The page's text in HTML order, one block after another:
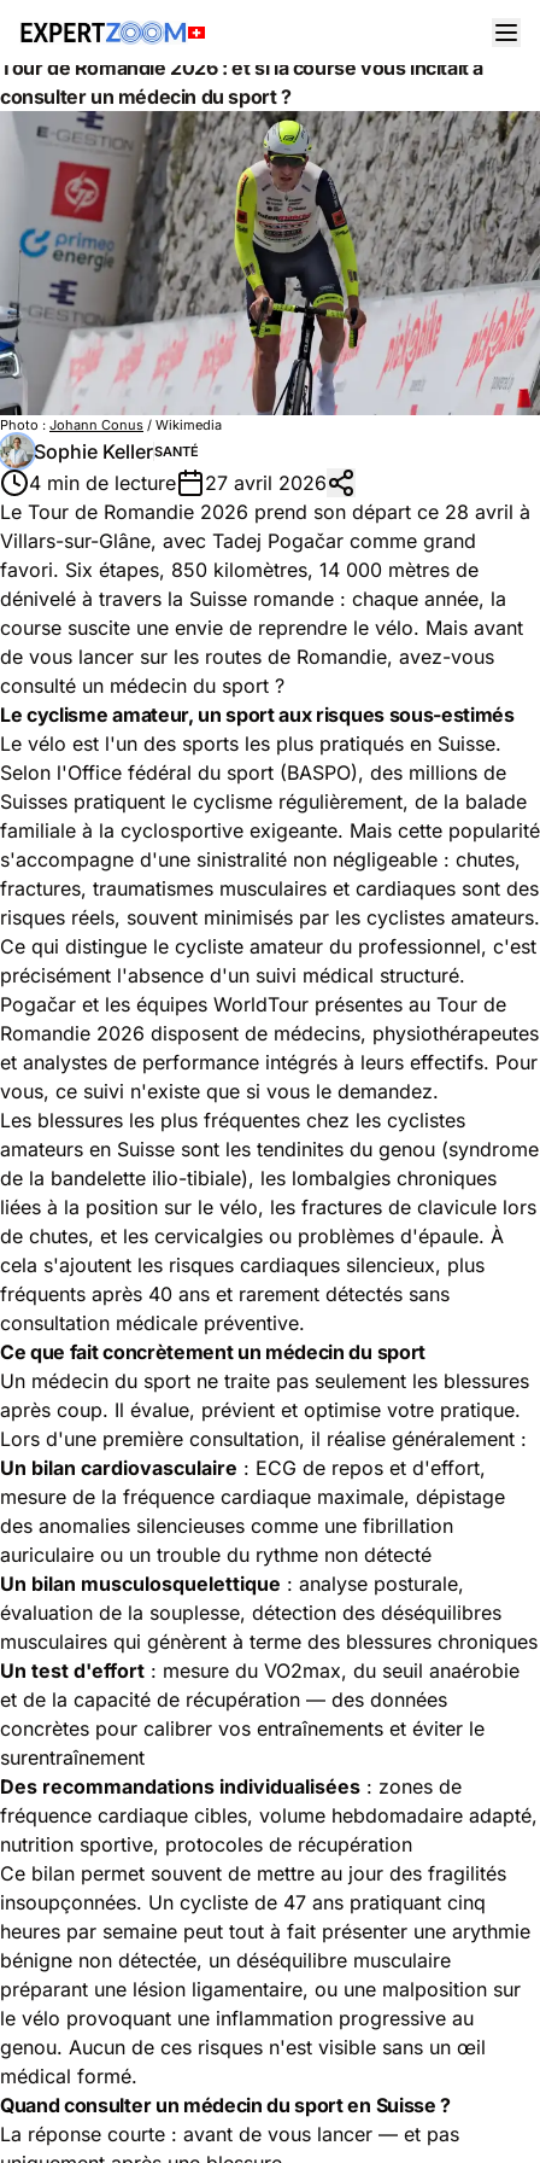
Actualités
Santé
Tour de Romandie 2026 : et si la course vous incitait à
consulter un médecin du sport ?
Photo : Johann Conus / Wikimedia
Sophie KellerSANTÉ
4 min de lecture
27 avril 2026
Le Tour de Romandie 2026 prend son départ ce 28 avril à
Villars-sur-Glâne, avec Tadej Pogačar comme grand
favori. Six étapes, 850 kilomètres, 14 000 mètres de
dénivelé à travers la Suisse romande : chaque année, la
course suscite une envie de reprendre le vélo. Mais avant
de vous lancer sur les routes de Romandie, avez-vous
consulté un médecin du sport ?
Le cyclisme amateur, un sport aux risques sous-estimés
Le vélo est l'un des sports les plus pratiqués en Suisse.
Selon l'Office fédéral du sport (BASPO), des millions de
Suisses pratiquent le cyclisme régulièrement, de la balade
familiale à la cyclosportive exigeante. Mais cette popularité
s'accompagne d'une sinistralité non négligeable : chutes,
fractures, traumatismes musculaires et cardiaques sont des
risques réels, souvent minimisés par les cyclistes amateurs.
Ce qui distingue le cycliste amateur du professionnel, c'est
précisément l'absence d'un suivi médical structuré.
Pogačar et les équipes WorldTour présentes au Tour de
Romandie 2026 disposent de médecins, physiothérapeutes
et analystes de performance intégrés à leurs effectifs. Pour
vous, ce suivi n'existe que si vous le demandez.
Les blessures les plus fréquentes chez les cyclistes
amateurs en Suisse sont les tendinites du genou (syndrome
de la bandelette ilio-tibiale), les lombalgies chroniques
liées à la position sur le vélo, les fractures de clavicule lors
de chutes, et les cervicalgies ou problèmes d'épaule. À
cela s'ajoutent les risques cardiaques silencieux, plus
fréquents après 40 ans et rarement détectés sans
consultation médicale préventive.
Ce que fait concrètement un médecin du sport
Un médecin du sport ne traite pas seulement les blessures
après coup. Il évalue, prévient et optimise votre pratique.
Lors d'une première consultation, il réalise généralement :
Un bilan cardiovasculaire : ECG de repos et d'effort,
mesure de la fréquence cardiaque maximale, dépistage
des anomalies silencieuses comme une fibrillation
auriculaire ou un trouble du rythme non détecté
Un bilan musculosquelettique : analyse posturale,
évaluation de la souplesse, détection des déséquilibres
musculaires qui génèrent à terme des blessures chroniques
Un test d'effort : mesure du VO2max, du seuil anaérobie
et de la capacité de récupération — des données
concrètes pour calibrer vos entraînements et éviter le
surentraînement
Des recommandations individualisées : zones de
fréquence cardiaque cibles, volume hebdomadaire adapté,
nutrition sportive, protocoles de récupération
Ce bilan permet souvent de mettre au jour des fragilités
insoupçonnées. Un cycliste de 47 ans pratiquant cinq
heures par semaine peut tout à fait présenter une arythmie
bénigne non détectée, un déséquilibre musculaire
préparant une lésion ligamentaire, ou une malposition sur
le vélo provoquant une inflammation progressive au
genou. Aucun de ces risques n'est visible sans un œil
médical formé.
Quand consulter un médecin du sport en Suisse ?
La réponse courte : avant de vous lancer — et pas